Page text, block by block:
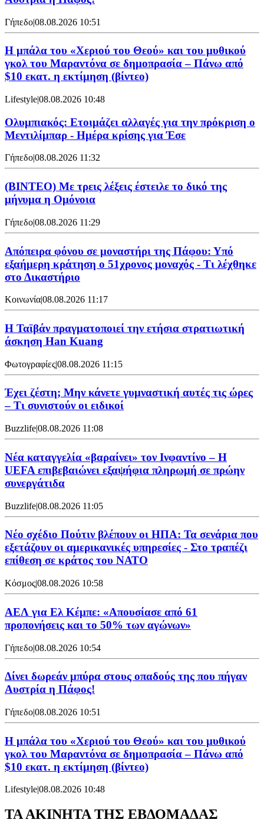
Γήπεδο|08.08.2026 10:51
Η μπάλα του «Χεριού του Θεού» και του μυθικού
γκολ του Μαραντόνα σε δημοπρασία – Πάνω από
$10 εκατ. η εκτίμηση (βίντεο)
Lifestyle|08.08.2026 10:48
Ολυμπιακός: Ετοιμάζει αλλαγές για την πρόκριση ο
Μεντιλίμπαρ - Ημέρα κρίσης για Έσε
Γήπεδο|08.08.2026 11:32
(ΒΙΝΤΕΟ) Με τρεις λέξεις έστειλε το δικό της
μήνυμα η Ομόνοια
Γήπεδο|08.08.2026 11:29
Απόπειρα φόνου σε μοναστήρι της Πάφου: Υπό
εξαήμερη κράτηση ο 51χρονος μοναχός - Τι λέχθηκε
στο Δικαστήριο
Κοινωνία|08.08.2026 11:17
Η Ταϊβάν πραγματοποιεί την ετήσια στρατιωτική
άσκηση Han Kuang
Φωτογραφίες|08.08.2026 11:15
Έχει ζέστη; Μην κάνετε γυμναστική αυτές τις ώρες
– Τι συνιστούν οι ειδικοί
Buzzlife|08.08.2026 11:08
Νέα καταγγελία «βαραίνει» τον Ινφαντίνο – Η
UEFA επιβεβαιώνει εξαψήφια πληρωμή σε πρώην
συνεργάτιδα
Buzzlife|08.08.2026 11:05
Νέο σχέδιο Πούτιν βλέπουν οι ΗΠΑ: Τα σενάρια που
εξετάζουν οι αμερικανικές υπηρεσίες - Στο τραπέζι
επίθεση σε κράτος του ΝΑΤΟ
Κόσμος|08.08.2026 10:58
ΑΕΛ για Ελ Κέμπε: «Απουσίασε από 61
προπονήσεις και το 50% των αγώνων»
Γήπεδο|08.08.2026 10:54
Δίνει δωρεάν μπύρα στους οπαδούς της που πήγαν
Αυστρία η Πάφος!
Γήπεδο|08.08.2026 10:51
Η μπάλα του «Χεριού του Θεού» και του μυθικού
γκολ του Μαραντόνα σε δημοπρασία – Πάνω από
$10 εκατ. η εκτίμηση (βίντεο)
Lifestyle|08.08.2026 10:48
ΤΑ ΑΚΙΝΗΤΑ ΤΗΣ ΕΒΔΟΜΑΔΑΣ